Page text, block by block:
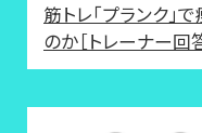
筋トレ「プランク」
のか［トレーナー回